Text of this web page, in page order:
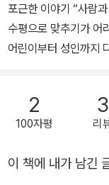
포근한 이야기 “사람과 사람 사이에서는 서로의 마음 분량을 정확히
수평으로 맞추기가 어려운 법이야.” 사계절
어린이부터 성인까지
싣는 장면으로 시작
다가 마음을 굳힌다.
거슬러 올라가 세 소녀
2
100자평
3
리
이 책에 내가 남긴